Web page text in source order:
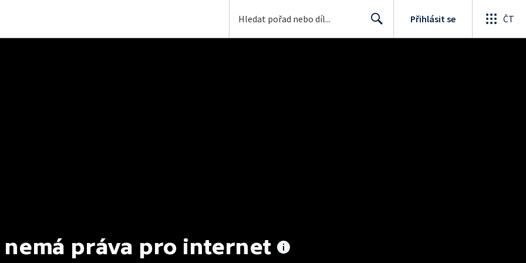
Přihlásit se ČT
nemá práva pro internet